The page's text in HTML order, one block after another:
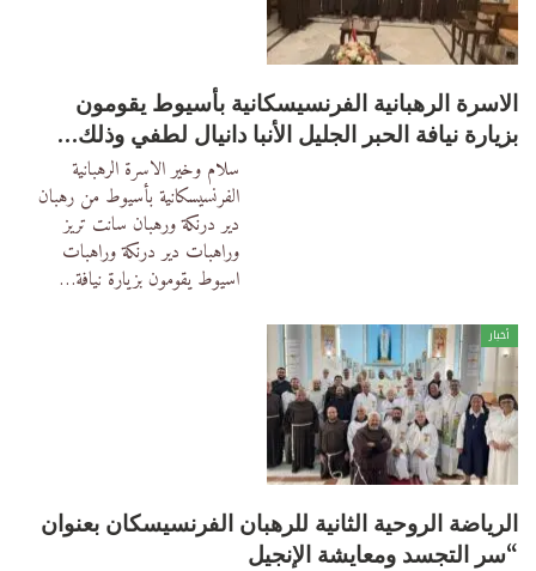
الاسرة الرهبانية الفرنسيسكانية بأسيوط يقومون
بزيارة نيافة الحبر الجليل الأنبا دانيال لطفي وذلك…
سلام وخير الاسرة الرهبانية
الفرنسيسكانية بأسيوط من رهبان
دير درنكة ورهبان سانت تريز
وراهبات دير درنكة وراهبات
اسيوط يقومون بزيارة نيافة…
أخبار
الرياضة الروحية الثانية للرهبان الفرنسيسكان بعنوان
“سر التجسد ومعايشة الإنجيل